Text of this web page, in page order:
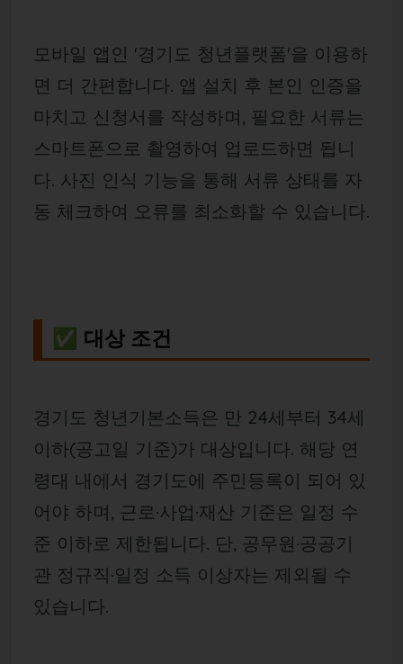
모바일 앱인 '경기도 청년플랫폼'을 이용하
면 더 간편합니다. 앱 설치 후 본인 인증을
마치고 신청서를 작성하며, 필요한 서류는
스마트폰으로 촬영하여 업로드하면 됩니
다. 사진 인식 기능을 통해 서류 상태를 자
동 체크하여 오류를 최소화할 수 있습니다.
✅ 대상 조건
경기도 청년기본소득은 만 24세부터 34세
이하(공고일 기준)가 대상입니다. 해당 연
령대 내에서 경기도에 주민등록이 되어 있
어야 하며, 근로·사업·재산 기준은 일정 수
준 이하로 제한됩니다. 단, 공무원·공공기
관 정규직·일정 소득 이상자는 제외될 수
있습니다.